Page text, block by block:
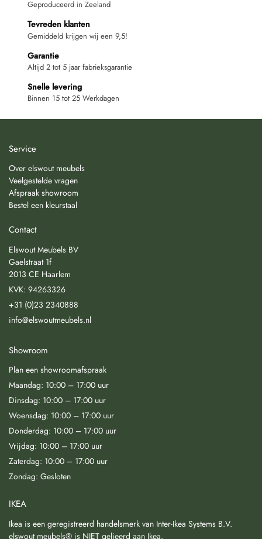
Geproduceerd in Zeeland
Tevreden klanten
Gemiddeld krijgen wij een 9,5!
Garantie
Altijd 2 tot 5 jaar fabrieksgarantie
Snelle levering
Binnen 15 tot 25 Werkdagen
Service
Over elswout meubels
Veelgestelde vragen
Afspraak showroom
Bestel een kleurstaal
Contact
Elswout Meubels BV
Gaelstraat 1f
2013 CE Haarlem
KVK: 94263326
+31 (0)23 2340888
info@elswoutmeubels.nl
Showroom
Plan een showroomafspraak
Maandag: 10:00 – 17:00 uur
Dinsdag: 10:00 – 17:00 uur
Woensdag: 10:00 – 17:00 uur
Donderdag: 10:00 – 17:00 uur
Vrijdag: 10:00 – 17:00 uur
Zaterdag: 10:00 – 17:00 uur
Zondag: Gesloten
IKEA
Ikea is een geregistreerd handelsmerk van Inter-Ikea Systems B.V.
elswout meubels® is NIET gelieerd aan Ikea.